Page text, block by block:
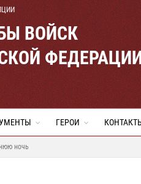
ВОЙСК
ГЕРОИ
ночь